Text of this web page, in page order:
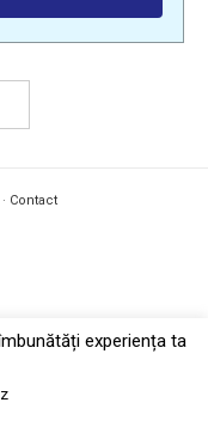
· Contact
experiența ta